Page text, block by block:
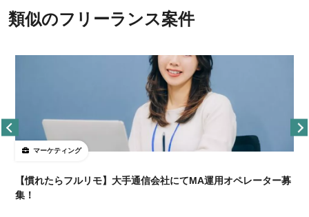
類似のフリーランス案件
マーケティング
【慣れたらフルリモ】大手通信会社にてMA運用オペレーター募
集！